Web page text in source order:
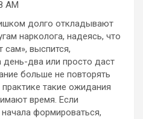
AM
долго откладывают
нарколога, надеясь, что
сам», выспится,
день-два или просто даст
больше не повторять
такие ожидания
время. Если
формироваться,